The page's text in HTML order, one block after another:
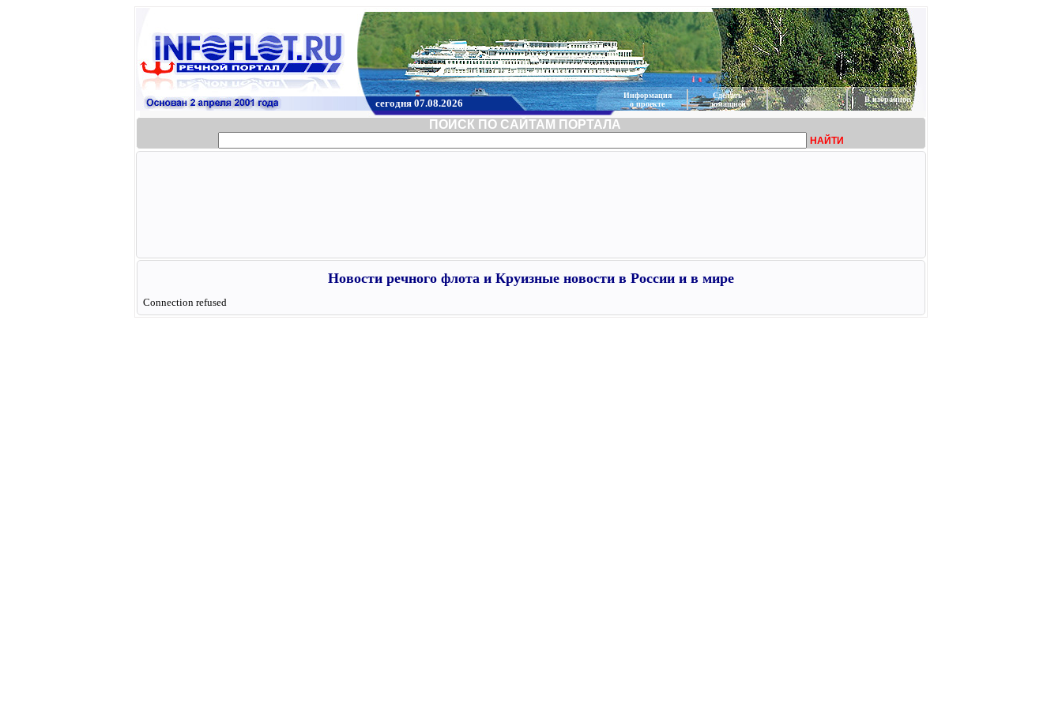
сегодня 07.08.2026
Информация
о проекте
Сделать
домашней
@ В избранное
ПОИСК ПО САЙТАМ ПОРТАЛА
НАЙТИ
Новости речного флота и Круизные новости в России и в мире
Connection refused